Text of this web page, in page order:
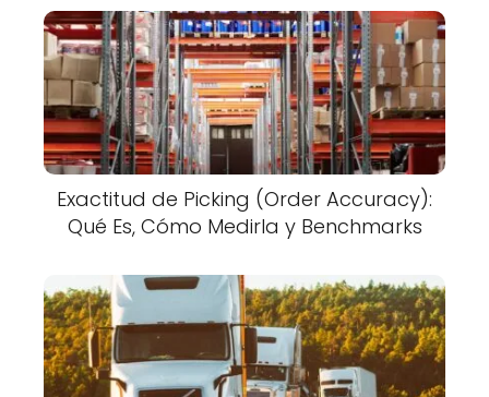
Exactitud de Picking (Order Accuracy):
Qué Es, Cómo Medirla y Benchmarks